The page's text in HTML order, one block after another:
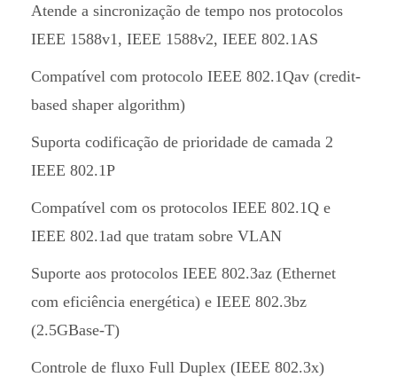
Atende a sincronização de tempo nos protocolos
IEEE 1588v1, IEEE 1588v2, IEEE 802.1AS
Compatível com protocolo IEEE 802.1Qav (credit-
based shaper algorithm)
Suporta codificação de prioridade de camada 2
IEEE 802.1P
Compatível com os protocolos IEEE 802.1Q e
IEEE 802.1ad que tratam sobre VLAN
Suporte aos protocolos IEEE 802.3az (Ethernet
com eficiência energética) e IEEE 802.3bz
(2.5GBase-T)
Controle de fluxo Full Duplex (IEEE 802.3x)